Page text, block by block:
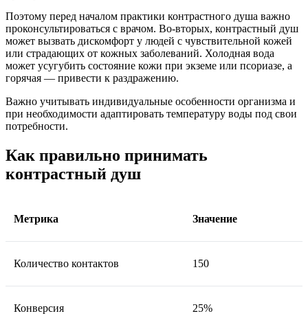
Поэтому перед началом практики контрастного душа важно
проконсультироваться с врачом. Во-вторых, контрастный душ
может вызвать дискомфорт у людей с чувствительной кожей
или страдающих от кожных заболеваний. Холодная вода
может усугубить состояние кожи при экземе или псориазе, а
горячая — привести к раздражению.
Важно учитывать индивидуальные особенности организма и
при необходимости адаптировать температуру воды под свои
потребности.
Как правильно принимать
контрастный душ
Метрика Значение
Количество контактов 150
Конверсия 25%